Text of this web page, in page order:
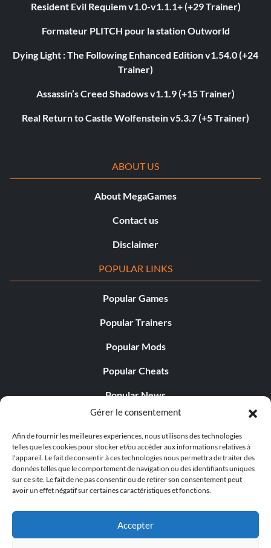
Gérer le consentement
Afin de fournir les meilleures expériences, nous utilisons des technologies
telles que les cookies pour stocker et/ou accéder aux informations relatives à
l'appareil. Le fait de consentir à ces technologies nous permettra de traiter des
données telles que le comportement de navigation ou des identifiants uniques
sur ce site. Le fait de ne pas consentir ou de retirer son consentement peut
avoir un effet négatif sur certaines caractéristiques et fonctions.
Accepter
Resident Evil Requiem v1.0-v1.1.1+ (+29 Trainer)
Formateur PLITCH pour la station Outworld
Dying Light : The Following Enhanced Edition v1.54.0 (+24
Trainer)
Assassin’s Creed Shadows v1.1.9 (+15 Trainer)
Real Return to Castle Wolfenstein v5.3.7 (+5 Trainer)
ABOUT US
About MegaGames
Contact us
Disclaimer
POPULAR LINKS
Popular Games
Popular Trainers
Popular Mods
Popular Cheats
Popular News
Popular Editorials
Popular Free Games
LATEST UPDATES